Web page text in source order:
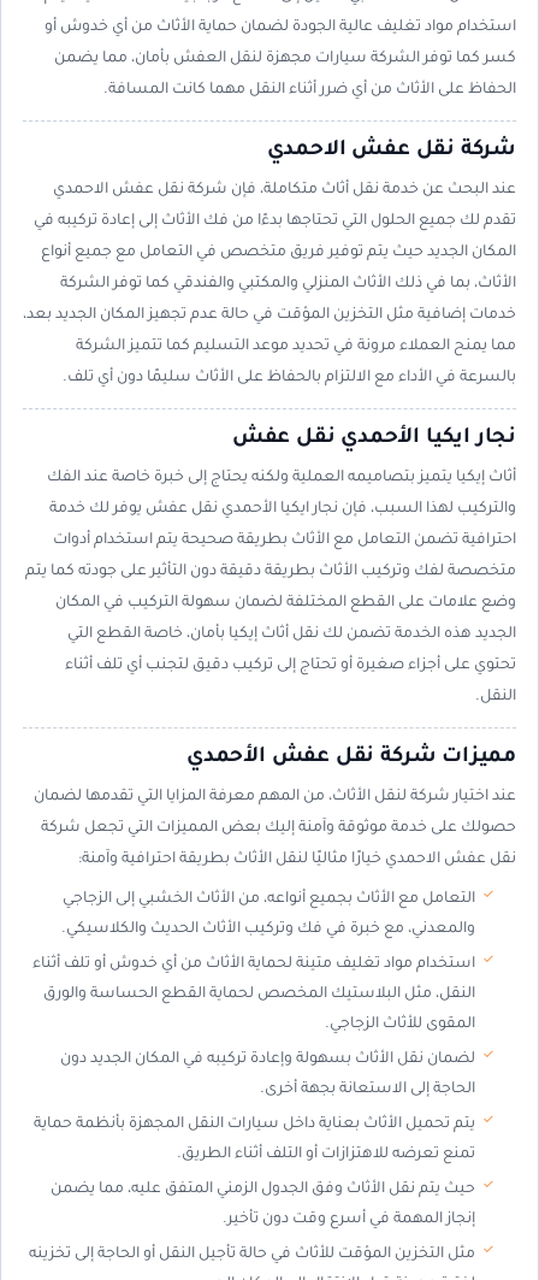
استخدام مواد تغليف عالية الجودة لضمان حماية الأثاث من أي خدوش أو
كسر كما توفر الشركة سيارات مجهزة لنقل العفش بأمان، مما يضمن
الحفاظ على الأثاث من أي ضرر أثناء النقل مهما كانت المسافة.
شركة نقل عفش الاحمدي
عند البحث عن خدمة نقل أثاث متكاملة، فإن شركة نقل عفش الاحمدي
تقدم لك جميع الحلول التي تحتاجها بدءًا من فك الأثاث إلى إعادة تركيبه في
المكان الجديد حيث يتم توفير فريق متخصص في التعامل مع جميع أنواع
الأثاث، بما في ذلك الأثاث المنزلي والمكتبي والفندقي كما توفر الشركة
خدمات إضافية مثل التخزين المؤقت في حالة عدم تجهيز المكان الجديد بعد،
مما يمنح العملاء مرونة في تحديد موعد التسليم كما تتميز الشركة
بالسرعة في الأداء مع الالتزام بالحفاظ على الأثاث سليمًا دون أي تلف.
نجار ايكيا الأحمدي نقل عفش
أثاث إيكيا يتميز بتصاميمه العملية ولكنه يحتاج إلى خبرة خاصة عند الفك
والتركيب لهذا السبب، فإن نجار ايكيا الأحمدي نقل عفش يوفر لك خدمة
احترافية تضمن التعامل مع الأثاث بطريقة صحيحة يتم استخدام أدوات
متخصصة لفك وتركيب الأثاث بطريقة دقيقة دون التأثير على جودته كما يتم
وضع علامات على القطع المختلفة لضمان سهولة التركيب في المكان
الجديد هذه الخدمة تضمن لك نقل أثاث إيكيا بأمان، خاصة القطع التي
تحتوي على أجزاء صغيرة أو تحتاج إلى تركيب دقيق لتجنب أي تلف أثناء
النقل.
مميزات شركة نقل عفش الأحمدي
عند اختيار شركة لنقل الأثاث، من المهم معرفة المزايا التي تقدمها لضمان
حصولك على خدمة موثوقة وآمنة إليك بعض المميزات التي تجعل شركة
نقل عفش الاحمدي خيارًا مثاليًا لنقل الأثاث بطريقة احترافية وآمنة:
التعامل مع الأثاث بجميع أنواعه، من الأثاث الخشبي إلى الزجاجي
والمعدني، مع خبرة في فك وتركيب الأثاث الحديث والكلاسيكي.
استخدام مواد تغليف متينة لحماية الأثاث من أي خدوش أو تلف أثناء
النقل، مثل البلاستيك المخصص لحماية القطع الحساسة والورق
المقوى للأثاث الزجاجي.
لضمان نقل الأثاث بسهولة وإعادة تركيبه في المكان الجديد دون
الحاجة إلى الاستعانة بجهة أخرى.
يتم تحميل الأثاث بعناية داخل سيارات النقل المجهزة بأنظمة حماية
تمنع تعرضه للاهتزازات أو التلف أثناء الطريق.
حيث يتم نقل الأثاث وفق الجدول الزمني المتفق عليه، مما يضمن
إنجاز المهمة في أسرع وقت دون تأخير.
مثل التخزين المؤقت للأثاث في حالة تأجيل النقل أو الحاجة إلى تخزينه